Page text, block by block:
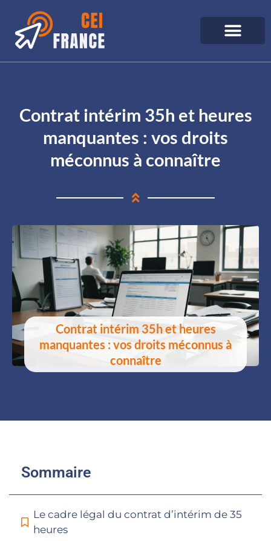
Contrat intérim 35h et heures
manquantes : vos droits
méconnus à connaître
Contrat intérim 35h et heures
manquantes : vos droits méconnus à
connaître
Sommaire
Le cadre légal du contrat d’intérim de 35
heures